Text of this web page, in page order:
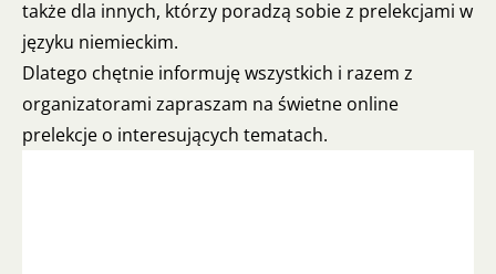
także dla innych, którzy poradzą sobie z prelekcjami w
języku niemieckim.
Dlatego chętnie informuję wszystkich i razem z
organizatorami zapraszam na świetne online
prelekcje o interesujących tematach.